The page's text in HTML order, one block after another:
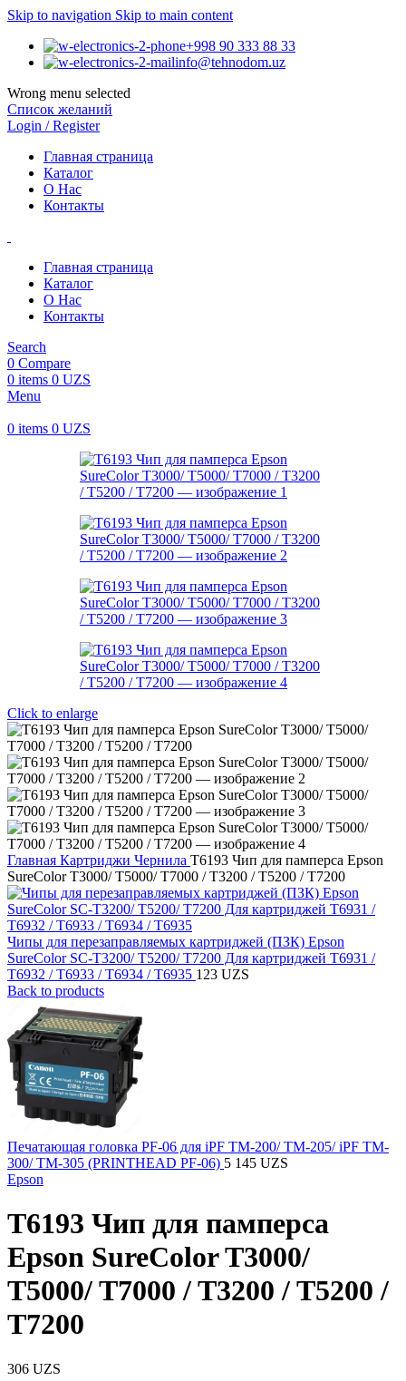
Skip to navigation Skip to main content
+998 90 333 88 33
info@tehnodom.uz
Wrong menu selected
Список желаний
Login / Register
Главная страница
Каталог
О Нас
Контакты
Главная страница
Каталог
О Нас
Контакты
Search
0 Compare
0 items 0 UZS
Menu
0 items 0 UZS
Click to enlarge
Главная Картриджи Чернила Т6193 Чип для памперса Epson
SureColor T3000/ T5000/ T7000 / T3200 / T5200 / T7200
Чипы для перезаправляемых картриджей (ПЗК) Epson
SureColor SC-T3200/ T5200/ T7200 Для картриджей T6931 /
T6932 / T6933 / T6934 / T6935 123 UZS
Back to products
Печатающая головка PF-06 для iPF TM-200/ TM-205/ iPF TM-
300/ TM-305 (PRINTHEAD PF-06) 5 145 UZS
Epson
Т6193 Чип для памперса
Epson SureColor T3000/
T5000/ T7000 / T3200 / T5200 /
T7200
306 UZS